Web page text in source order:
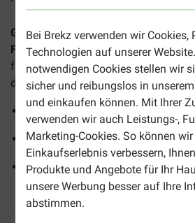
Bei Brekz verwenden wir
Technologien auf unserer
notwendigen Cookies stellen wir
sicher und reibungslos in
und einkaufen können. Mit Ihrer
verwenden wir auch Leistungs-,
Marketing-Cookies. So können
Einkaufserlebnis verbessern,
Produkte und Angebote für Ihr
unsere Werbung besser auf Ihre
abstimmen.
Gourmet Mon Petit Intense mit
Forelle Nassfutter Katzeist ein
für alle erwachsenen Katzen geeignet
dieses Produkts:
Köstliche Mahlzeiten mit
6x50 Gramm pro Packung
Ideal für Katzen, die gerne
am Tag essen